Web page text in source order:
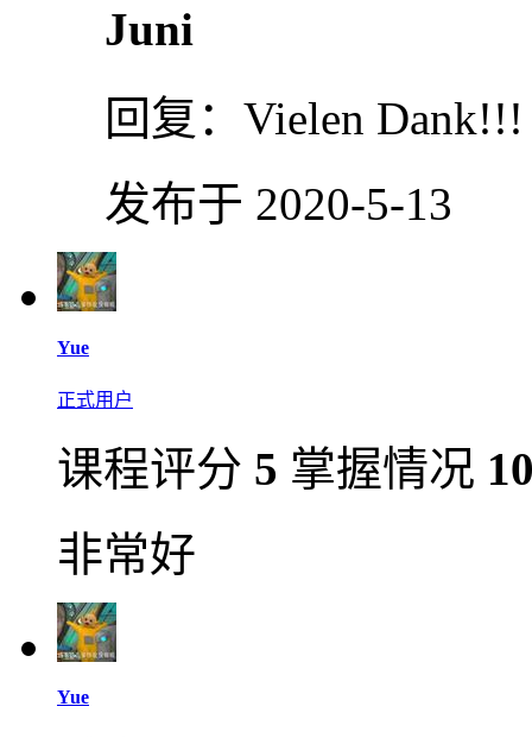
Juni
回复： Vielen Dank!!!
发布于 2020-5-13
Yue
正式用户
课程评分 5 掌握情况
非常好
Yue